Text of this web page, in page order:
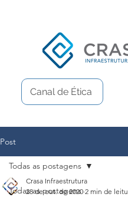
Canal de Ética
Post
Todas as postagens
Todas as postagens
Crasa Infraestrutura
28 de out. de 2020 2 min de